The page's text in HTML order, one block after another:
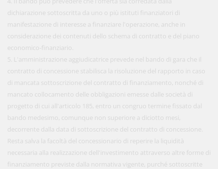
dichiarazione sottoscritta da uno o più istituti finanziatori di
manifestazione di interesse a finanziare l'operazione, anche in
considerazione dei contenuti dello schema di contratto e del piano
economico-finanziario.
5. L'amministrazione aggiudicatrice prevede nel bando di gara che il
contratto di concessione stabilisca la risoluzione del rapporto in caso
di mancata sottoscrizione del contratto di finanziamento, nonché di
mancato collocamento delle obbligazioni emesse dalle società di
progetto di cui all'articolo 185, entro un congruo termine fissato dal
bando medesimo, comunque non superiore a diciotto mesi,
decorrente dalla data di sottoscrizione del contratto di concessione.
Resta salva la facoltà del concessionario di reperire la liquidità
necessaria alla realizzazione dell'investimento attraverso altre forme di
finanziamento previste dalla normativa vigente, purché sottoscritte